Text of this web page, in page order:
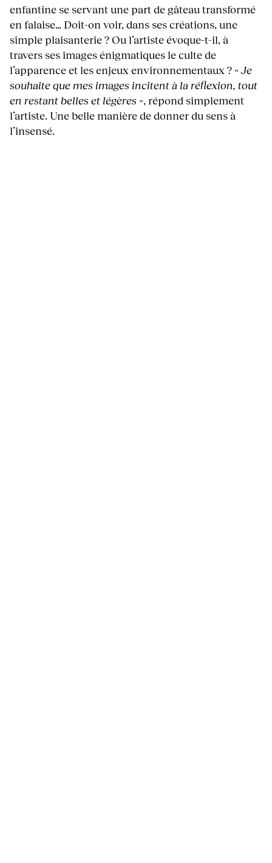
enfantine se servant une part de gâteau transformé
en falaise… Doit-on voir, dans ses créations, une
simple plaisanterie ? Ou l’artiste évoque-t-il, à
travers ses images énigmatiques le culte de
l’apparence et les enjeux environnementaux ? « Je
souhaite que mes images incitent à la réflexion, tout
en restant belles et légères », répond simplement
l’artiste. Une belle manière de donner du sens à
l’insensé.